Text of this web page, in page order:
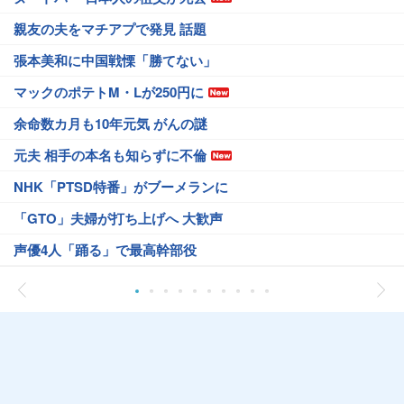
親友の夫をマチアプで発見 話題
張本美和に中国戦慄「勝てない」
マックのポテトM・Lが250円に
余命数カ月も10年元気 がんの謎
元夫 相手の本名も知らずに不倫
NHK「PTSD特番」がブーメランに
「GTO」夫婦が打ち上げへ 大歓声
声優4人「踊る」で最高幹部役